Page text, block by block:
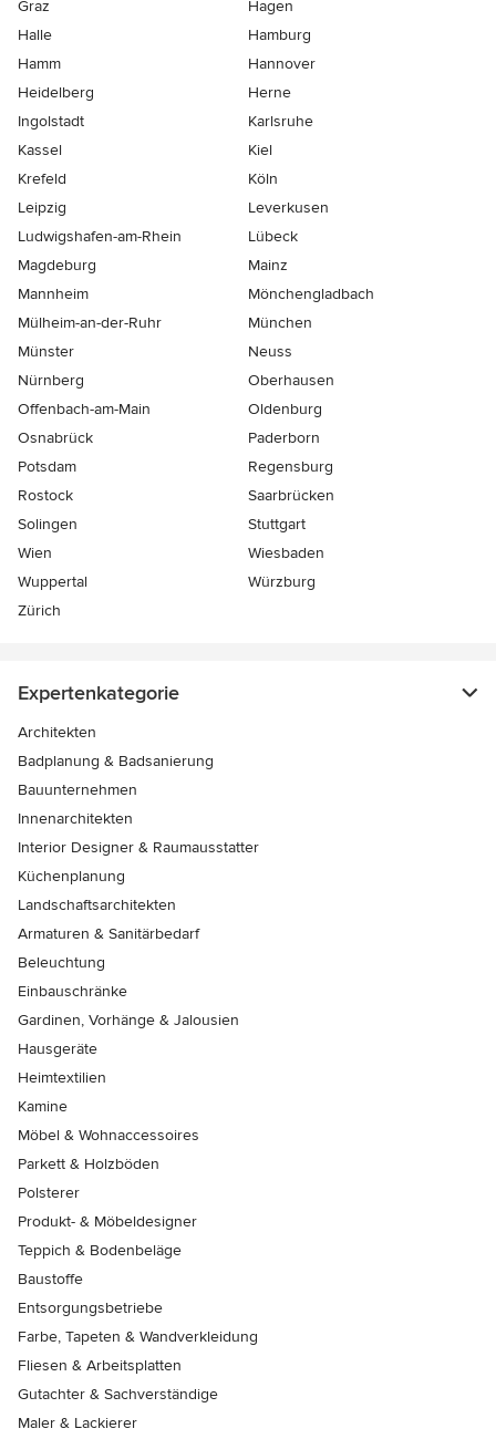
Graz
Hagen
Halle
Hamburg
Hamm
Hannover
Heidelberg
Herne
Ingolstadt
Karlsruhe
Kassel
Kiel
Krefeld
Köln
Leipzig
Leverkusen
Ludwigshafen-am-Rhein
Lübeck
Magdeburg
Mainz
Mannheim
Mönchen­gladbach
Mülheim-an-der-Ruhr
München
Münster
Neuss
Nürnberg
Oberhausen
Offenbach-am-Main
Oldenburg
Osnabrück
Paderborn
Potsdam
Regensburg
Rostock
Saarbrücken
Solingen
Stuttgart
Wien
Wiesbaden
Wuppertal
Würzburg
Zürich
Expertenkategorie
Architekten
Badplanung & Badsanierung
Bauunternehmen
Innenarchitekten
Interior Designer & Raumausstatter
Küchenplanung
Landschaftsarchitekten
Armaturen & Sanitärbedarf
Beleuchtung
Einbauschränke
Gardinen, Vorhänge & Jalousien
Hausgeräte
Heimtextilien
Kamine
Möbel & Wohnaccessoires
Parkett & Holzböden
Polsterer
Produkt- & Möbeldesigner
Teppich & Bodenbeläge
Baustoffe
Entsorgungsbetriebe
Farbe, Tapeten & Wandverkleidung
Fliesen & Arbeitsplatten
Gutachter & Sachverständige
Maler & Lackierer